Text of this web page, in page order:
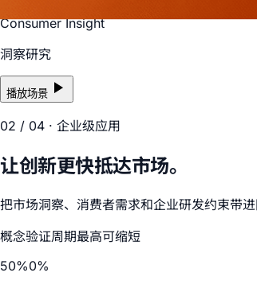
Consumer Insight
洞察研究
播放场景
02 / 04 · 企业级应用
让创新更快抵达市场。
把市场洞察、消费者需求和企业研发约束带
概念验证周期最高可缩短
50%0%